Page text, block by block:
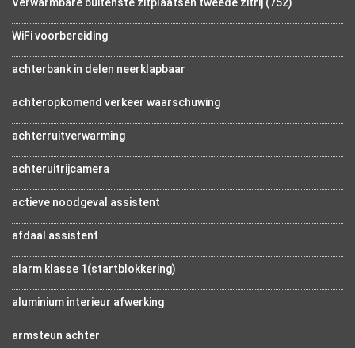
WiFi voorbereiding
achterbank in delen neerklapbaar
achteropkomend verkeer waarschuwing
achterruitverwarming
achteruitrijcamera
actieve noodgeval assistent
afdaal assistent
alarm klasse 1(startblokkering)
aluminium interieur afwerking
armsteun achter